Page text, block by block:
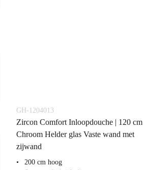
GH-1204013
Zircon Comfort Inloopdouche | 120 cm
Chroom Helder glas Vaste wand met
zijwand
200 cm hoog